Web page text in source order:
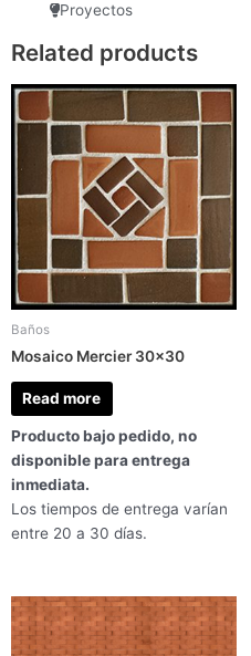
Proyectos
Related products
Baños
Mosaico Mercier 30×30
Read more
Producto bajo pedido, no
disponible para entrega
inmediata.
Los tiempos de entrega varían
entre 20 a 30 días.